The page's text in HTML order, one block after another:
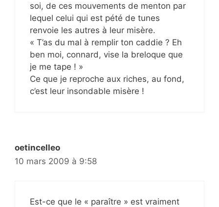
soi, de ces mouvements de menton par
lequel celui qui est pété de tunes
renvoie les autres à leur misère.
« T’as du mal à remplir ton caddie ? Eh
ben moi, connard, vise la breloque que
je me tape ! »
Ce que je reproche aux riches, au fond,
c’est leur insondable misère !
oetincelleo
10 mars 2009 à 9:58
Est-ce que le « paraître » est vraiment